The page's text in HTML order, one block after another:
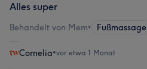
Alles super
Behandelt von Mem• Fußmassage
Cornelia•vor etwa 1 Monat